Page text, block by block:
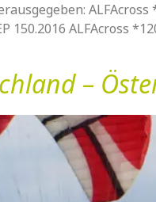
150.2016 ALFAcross
–